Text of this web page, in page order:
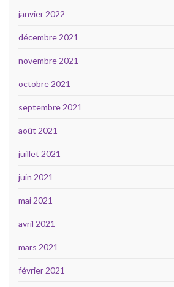
janvier 2022
décembre 2021
novembre 2021
octobre 2021
septembre 2021
août 2021
juillet 2021
juin 2021
mai 2021
avril 2021
mars 2021
février 2021